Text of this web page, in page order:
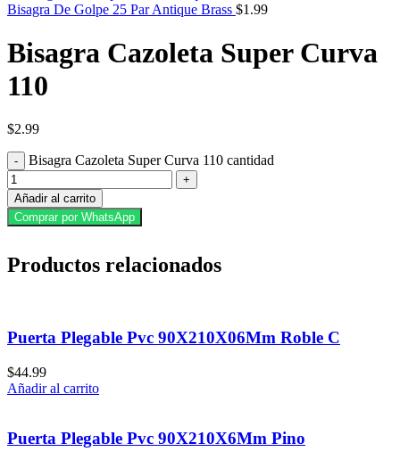
Bisagra De Golpe 25 Par Antique Brass $1.99
Bisagra Cazoleta Super Curva
110
$2.99
Bisagra Cazoleta Super Curva 110 cantidad
Añadir al carrito
Comprar por WhatsApp
Productos relacionados
Puerta Plegable Pvc 90X210X06Mm Roble C
$44.99
Añadir al carrito
Puerta Plegable Pvc 90X210X6Mm Pino